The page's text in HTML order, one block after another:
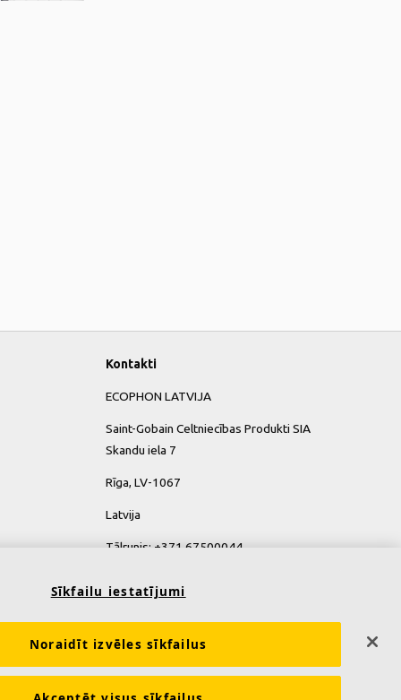
Kontakti
ECOPHON LATVIJA
Saint-Gobain Celtniecības Produkti SIA
Skandu iela 7
Rīga, LV-1067
Latvija
Tālrunis: +371 67500044
Sīkfailu iestatījumi
Noraidīt izvēles sīkfailus